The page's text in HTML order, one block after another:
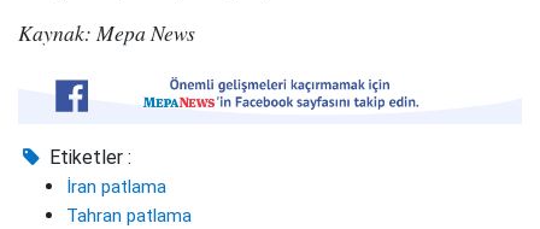
Kaynak: Mepa News
Etiketler :
İran patlama
Tahran patlama